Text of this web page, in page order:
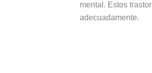
mental. Estos
adecuadamente.